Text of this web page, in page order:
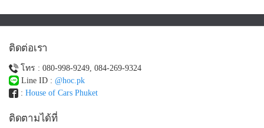
ติดต่อเรา
โทร : 080-998-9249, 084-269-9324
Line ID : @hoc.pk
: House of Cars Phuket
ติดตามได้ที่